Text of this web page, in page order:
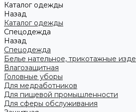
Каталог одежды
Назад
Каталог одежды
Спецодежда
Назад
Спецодежда
Белье нательное, трикотажные
Влагозащитная
Головные уборы
Для медработников
Для пищевой промышленности
Для сферы обслуживания